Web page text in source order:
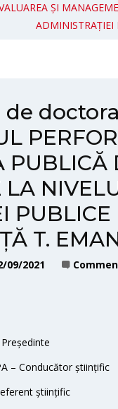
ȘI
ADMINISTRAȚIEI
PUBLICĂ
LA
T.
09/2021
– Conducător științific
științific